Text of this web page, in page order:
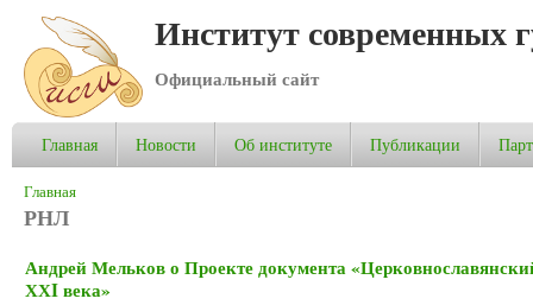
Институт современных
Официальный сайт
Главная Новости Об институте Публикации
Вы здесь
Главная
РНЛ
Андрей Мельков о Проекте документа
ХХI века»